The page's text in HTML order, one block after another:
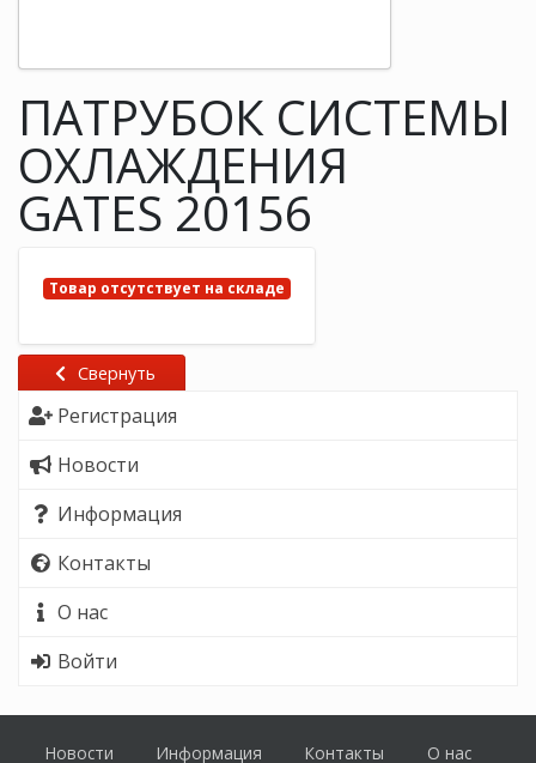
Свернуть
Регистрация
Новости
Информация
Контакты
О нас
Войти
ПАТРУБОК СИСТЕМЫ
ОХЛАЖДЕНИЯ
GATES 20156
Товар отсутствует на складе
Новости Информация Контакты О нас